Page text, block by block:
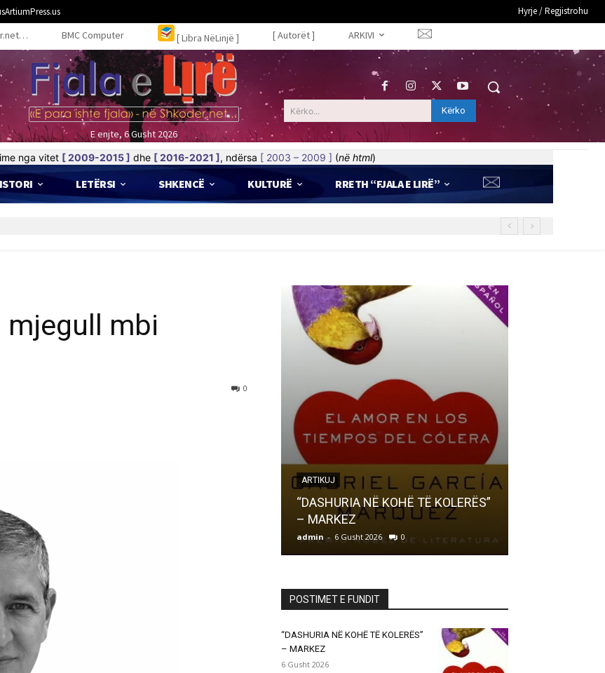
Hyrje / Regjistrohu
BMC Computer [ Libra NëLinjë ] [ Autorët ] ARKIVI
E enjte, 6 Gusht 2026
Kërko... Kërko
nga vitet [ 2009-2015 ] dhe [ 2016-2021 ], ndërsa [ 2003 – 2009 ] (në html)
LETËRSI SHKENCË KULTURË RRETH “FJALA E LIRË”
mjegull mbi
0
ARTIKUJ
“DASHURIA NË KOHË TË KOLERËS”
– MARKEZ
admin - 6 Gusht 2026 0
POSTIMET E FUNDIT
“DASHURIA NË KOHË TË KOLERËS”
– MARKEZ
6 Gusht 2026